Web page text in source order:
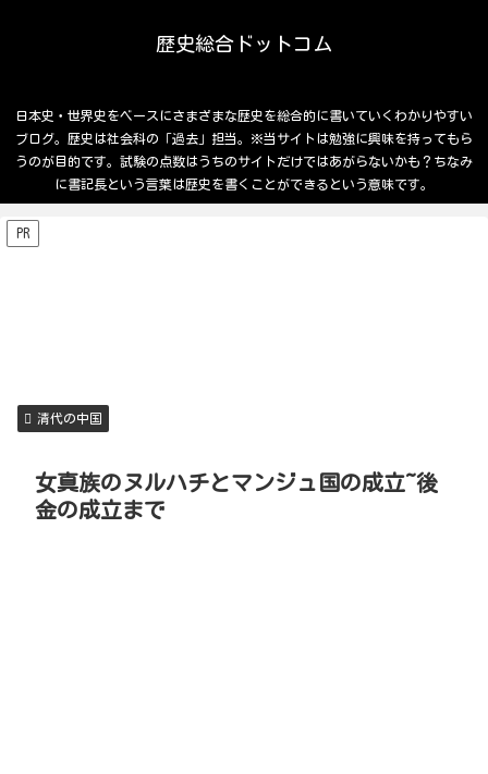
歴史総合ドットコム
日本史・世界史をベースにさまざまな歴史を総合的に書いていくわかりやすい
ブログ。歴史は社会科の「過去」担当。※当サイトは勉強に興味を持ってもら
うのが目的です。試験の点数はうちのサイトだけではあがらないかも？ちなみ
に書記長という言葉は歴史を書くことができるという意味です。
PR
清代の中国
女真族のヌルハチとマンジュ国の成立~後
金の成立まで